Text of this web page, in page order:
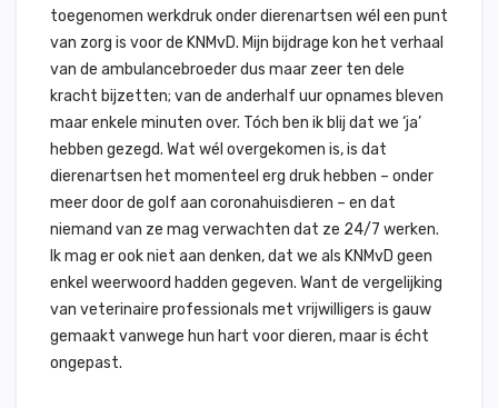
toegenomen werkdruk onder dierenartsen wél een punt
van zorg is voor de KNMvD. Mijn bijdrage kon het verhaal
van de ambulancebroeder dus maar zeer ten dele
kracht bijzetten; van de anderhalf uur opnames bleven
maar enkele minuten over. Tóch ben ik blij dat we ‘ja’
hebben gezegd. Wat wél overgekomen is, is dat
dierenartsen het momenteel erg druk hebben – onder
meer door de golf aan coronahuisdieren – en dat
niemand van ze mag verwachten dat ze 24/7 werken.
Ik mag er ook niet aan denken, dat we als KNMvD geen
enkel weerwoord hadden gegeven. Want de vergelijking
van veterinaire professionals met vrijwilligers is gauw
gemaakt vanwege hun hart voor dieren, maar is écht
ongepast.